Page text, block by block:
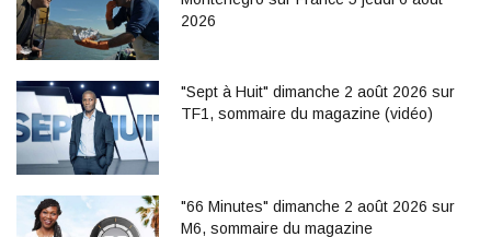
2026
"Sept à Huit" dimanche 2 août 2026 sur
TF1, sommaire du magazine (vidéo)
"66 Minutes" dimanche 2 août 2026 sur
M6, sommaire du magazine